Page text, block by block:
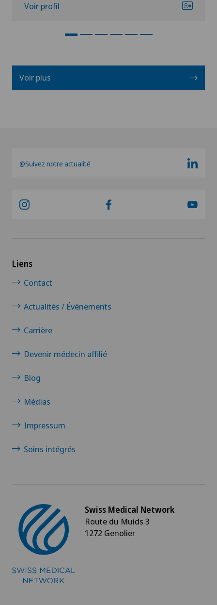
Voir profil
Voir plus
@Suivez notre actualité
Liens
Contact
Actualités / Événements
Carrière
Devenir médecin affilié
Blog
Médias
Impressum
Soins intégrés
Swiss Medical Network
Route du Muids 3
1272 Genolier